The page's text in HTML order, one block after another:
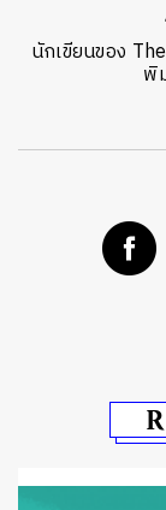
นักเขียนของ
พิ